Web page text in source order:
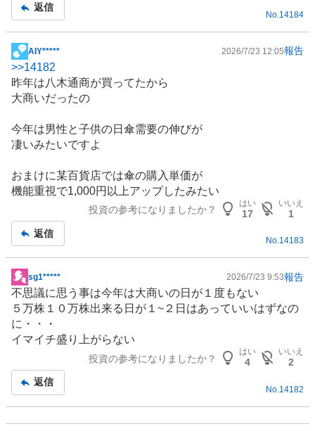
返信
No. 14184
掲
示
板
記
AIY***** 2026/7/23 12:05報告
>>14182
昨年は八木通商が買ってたから
大商いだったの
今年は男性と子供の日傘需要の伸びが
凄いみたいですよ
おまけに某百貨店では傘の購入単価が
機能重視で1,000円以上アップしたみたい
投資の参考になりましたか？
はい
17
いいえ
1
返信
No.14183
掲
示
板
記
事
sg1***** 2026/7/23 9:53報告
不思議に思う事は今年は大商いの日が１度もない
５万株１０万株出来る日が１~２日はあっていいはずなの
に・・・
イマイチ盛り上がらない
投資の参考になりましたか？
はい
4
いいえ
2
返信
No. 14182